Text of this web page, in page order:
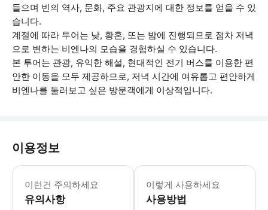
들으며 빈의 역사, 문화, 주요 관광지에 대한 정보를 얻을 수 있
습니다.
계절에 따라 투어는 낮, 황혼, 또는 밤에 진행되므로 점차 저녁
으로 변하는 비엔나의 모습을 경험하실 수 있습니다.
본 투어는 관광, 유익한 해설, 현대적인 전기 버스를 이용한 편
안한 이동을 모두 제공하므로, 저녁 시간에 여유롭고 편안하게
비엔나를 둘러보고 싶은 방문객에게 이상적입니다.
이용정보
이런건 주의하세요
유의사항
오디오 가이드는 다국어로 제공됩니
이렇게 사용하세요
사용방법